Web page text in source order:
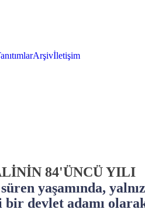
Arşivİletişim
84'ÜNCÜ YILI
yaşamında,
devlet adamı